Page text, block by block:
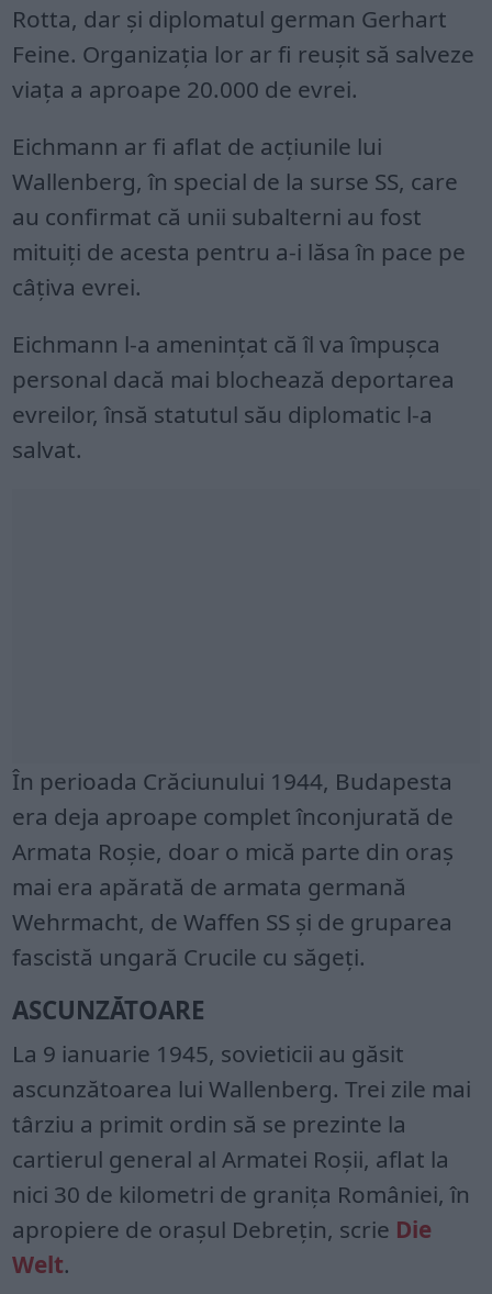
Rotta, dar și diplomatul german Gerhart
Feine. Organizația lor ar fi reușit să salveze
viața a aproape 20.000 de evrei.
Eichmann ar fi aflat de acțiunile lui
Wallenberg, în special de la surse SS, care
au confirmat că unii subalterni au fost
mituiți de acesta pentru a-i lăsa în pace pe
câțiva evrei.
Eichmann l-a amenințat că îl va împușca
personal dacă mai blochează deportarea
evreilor, însă statutul său diplomatic l-a
salvat.
În perioada Crăciunului 1944, Budapesta
era deja aproape complet înconjurată de
Armata Roșie, doar o mică parte din oraș
mai era apărată de armata germană
Wehrmacht, de Waffen SS și de gruparea
fascistă ungară Crucile cu săgeți.
ASCUNZĂTOARE
La 9 ianuarie 1945, sovieticii au găsit
ascunzătoarea lui Wallenberg. Trei zile mai
târziu a primit ordin să se prezinte la
cartierul general al Armatei Roșii, aflat la
nici 30 de kilometri de granița României, în
apropiere de oraşul Debreţin, scrie Die
Welt.